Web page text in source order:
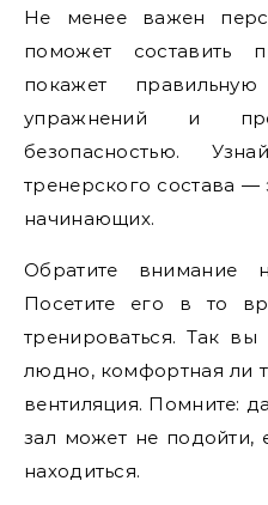
Не менее важен
поможет составить
покажет
упражнений и
безопасностью.
тренерского состава
начинающих.
Обратите внимание
Посетите его в то
тренироваться. Так вы
людно, комфортная ли
вентиляция. Помните:
зал может не подойти,
находиться.